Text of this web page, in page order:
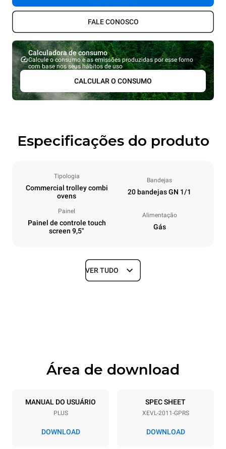
FALE CONOSCO
Calculadora de consumo
Calcule o consumo e as emissões produzidas por esse forno
com base nos seus hábitos de uso
CALCULAR O CONSUMO
Especificações do produto
Tipologia
Commercial trolley combi
ovens
Bandejas
20 bandejas GN 1/1
Painel
Painel de controle touch
screen 9,5"
Alimentação
Gás
Dimensões
Especificações da bandeja
20 GN 1/1
Distância entre as bandejas
VER TUDO
Área de download
MANUAL DO USUÁRIO
PLUS
DOWNLOAD
SPEC SHEET
XEVL-2011-GPRS
DOWNLOAD